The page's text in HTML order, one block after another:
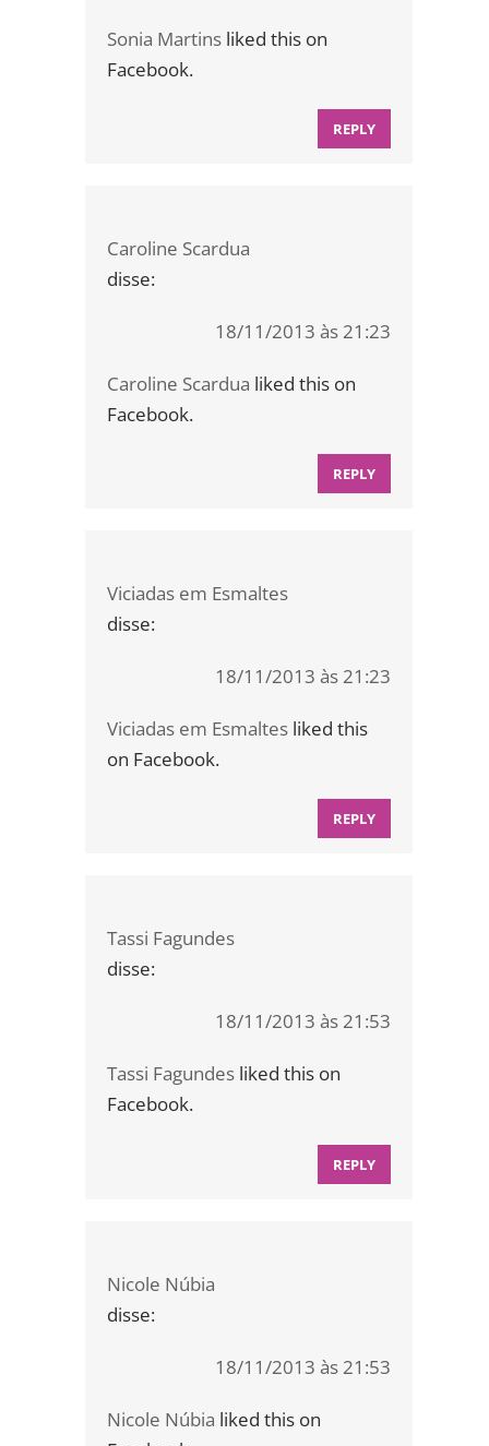
Sonia Martins liked this on
Facebook.
REPLY
Caroline Scardua
disse:
18/11/2013 às 21:23
Caroline Scardua liked this on
Facebook.
REPLY
Viciadas em Esmaltes
disse:
18/11/2013 às 21:23
Viciadas em Esmaltes liked this
on Facebook.
REPLY
Tassi Fagundes
disse:
18/11/2013 às 21:53
Tassi Fagundes liked this on
Facebook.
REPLY
Nicole Núbia
disse:
18/11/2013 às 21:53
Nicole Núbia liked this on